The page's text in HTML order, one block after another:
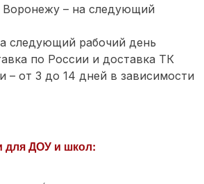
Воронежу – на следующий
следующий рабочий день
по России и доставка ТК
– от 3 до 14 дней в зависимости
для ДОУ и школ: